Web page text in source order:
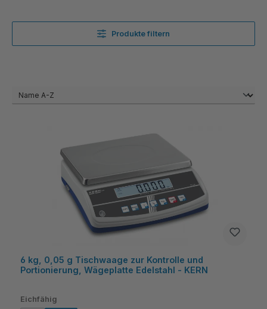
Produkte filtern
6 kg, 0,05 g Tischwaage zur Kontrolle und
Portionierung, Wägeplatte Edelstahl - KERN
Eichfähigauswählen